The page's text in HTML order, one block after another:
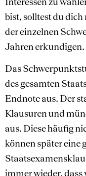
bist, solltest du
der einzelnen
Jahren erkundigen.
Das
des gesamten
Endnote aus. Der
Klausuren und
aus. Diese häufig
können später eine
immer wieder,